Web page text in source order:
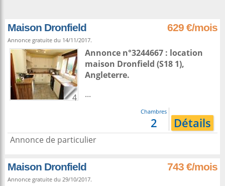
Maison Dronfield 629 €/mois
Annonce gratuite du 14/11/2017.
4
Annonce n°3244667 : location
maison Dronfield (S18 1),
Angleterre.
...
Chambres
2 Détails
Annonce de particulier
Maison Dronfield 743 €/mois
Annonce gratuite du 29/10/2017.